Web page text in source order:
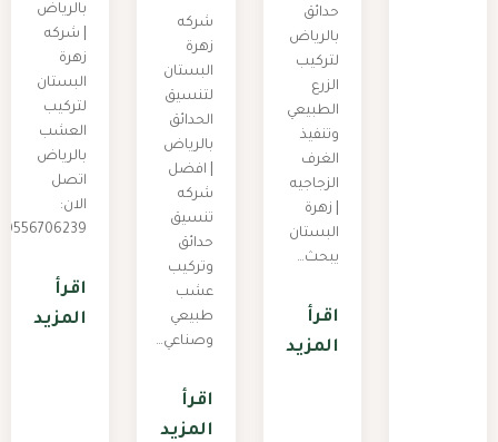
حدائق
بالرياض
لتركيب
الزرع
الطبيعي
وتنفيذ
الغرف
الزجاجيه
| زهرة
البستان
يبحث…
اقرأ
المزيد
شركه
زهرة
البستان
لتنسيق
الحدائق
بالرياض
| افضل
شركه
تنسيق
حدائق
وتركيب
عشب
طبيعي
وصناعي…
اقرأ
المزيد
بالرياض
| شركه
زهرة
البستان
لتركيب
العشب
بالرياض
اتصل
الان:
0556706239…
اقرأ
المزيد